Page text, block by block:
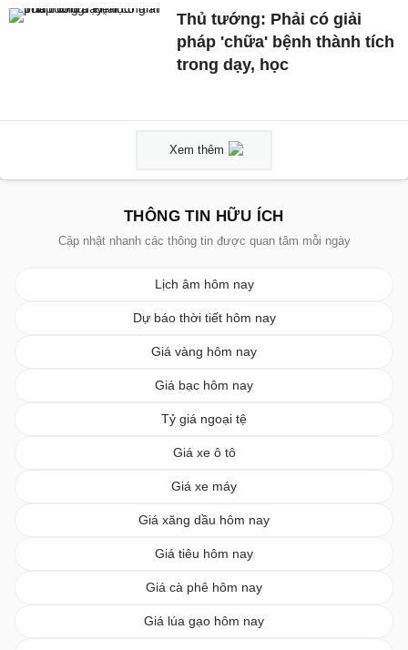
Thủ tướng: Phải có giải
pháp 'chữa' bệnh thành tích
trong dạy, học
Xem thêm
THÔNG TIN HỮU ÍCH
Cập nhật nhanh các thông tin được quan tâm mỗi ngày
Lịch âm hôm nay
Dự báo thời tiết hôm nay
Giá vàng hôm nay
Giá bạc hôm nay
Tỷ giá ngoại tệ
Giá xe ô tô
Giá xe máy
Giá xăng dầu hôm nay
Giá tiêu hôm nay
Giá cà phê hôm nay
Giá lúa gạo hôm nay